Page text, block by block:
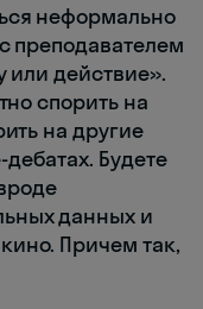
неформально
преподавателем
или действие».
спорить на
на другие
Будете
данных и
Причем так,